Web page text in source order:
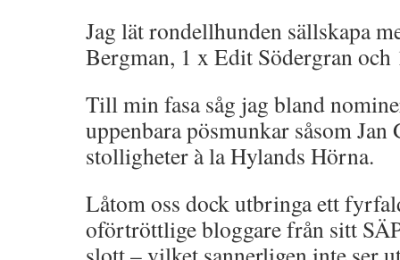
Jag lät rondellhunden sällskapa
Bergman, 1 x Edit Södergran och
Till min fasa såg jag bland
uppenbara pösmunkar såsom
stolligheter à la Hylands Hörna.
Låtom oss dock utbringa ett
oförtröttlige bloggare från sitt